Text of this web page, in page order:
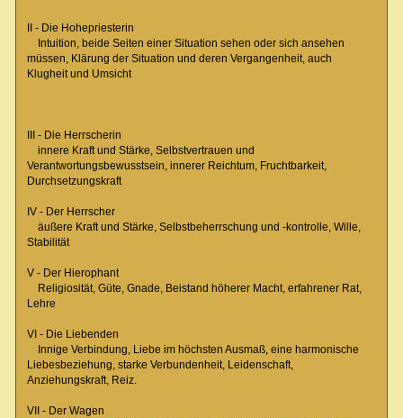
II - Die Hohepriesterin
Intuition, beide Seiten einer Situation sehen oder sich ansehen
müssen, Klärung der Situation und deren Vergangenheit, auch
Klugheit und Umsicht
III - Die Herrscherin
innere Kraft und Stärke, Selbstvertrauen und
Verantwortungsbewusstsein, innerer Reichtum, Fruchtbarkeit,
Durchsetzungskraft
IV - Der Herrscher
äußere Kraft und Stärke, Selbstbeherrschung und -kontrolle, Wille,
Stabilität
V - Der Hierophant
Religiosität, Güte, Gnade, Beistand höherer Macht, erfahrener Rat,
Lehre
VI - Die Liebenden
Innige Verbindung, Liebe im höchsten Ausmaß, eine harmonische
Liebesbeziehung, starke Verbundenheit, Leidenschaft,
Anziehungskraft, Reiz.
VII - Der Wagen